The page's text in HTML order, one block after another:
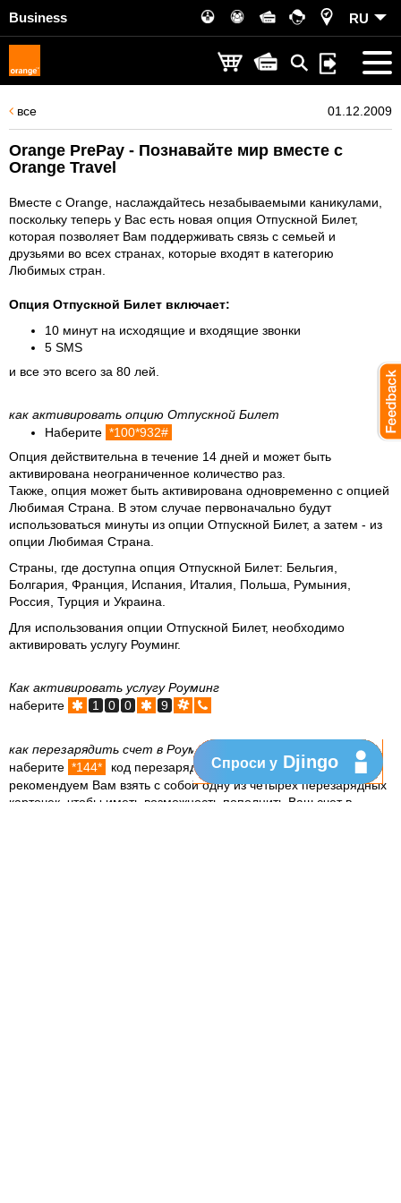
Business RU
все 01.12.2009
Orange PrePay - Познавайте мир вместе с
Orange Travel
Вместе с Orange, наслаждайтесь незабываемыми каникулами,
поскольку теперь у Вас есть новая опция Отпускной Билет,
которая позволяет Вам поддерживать связь с семьей и
друзьями во всех странах, которые входят в категорию
Любимых стран.
Опция Отпускной Билет включает:
10 минут на исходящие и входящие звонки
5 SMS
и все это всего за 80 лей.
как активировать опцию Отпускной Билет
Наберите *100*932#
Опция действительна в течение 14 дней и может быть
активирована неограниченное количество раз.
Также, опция может быть активирована одновременно с опцией
Любимая Страна. В этом случае первоначально будут
использоваться минуты из опции Отпускной Билет, а затем - из
опции Любимая Страна.
Страны, где доступна опция Отпускной Билет: Бельгия,
Болгария, Франция, Испания, Италия, Польша, Румыния,
Россия, Турция и Украина.
Для использования опции Отпускной Билет, необходимо
активировать услугу Роуминг.
Как активировать услугу Роуминг
наберите
1 0 0 9
как перезарядить счет в Роуминге
наберите *144* код перезарядной карточки # . Мы
рекомендуем Вам взять с собой одну из четырех перезарядных
карточек, чтобы иметь возможность пополнить Ваш счет в
Спроси у Djingo